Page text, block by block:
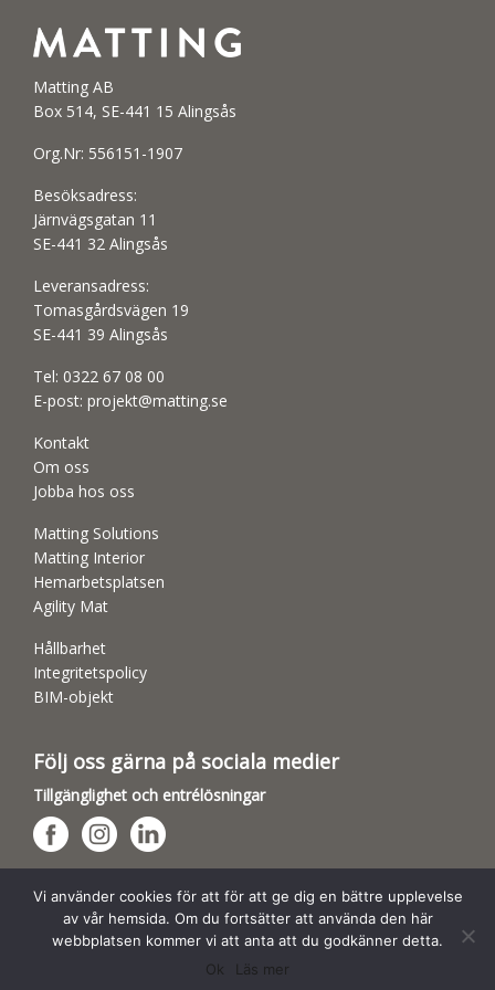
Matting AB
Box 514, SE-441 15 Alingsås
Org.Nr: 556151-1907
Besöksadress:
Järnvägsgatan 11
SE-441 32 Alingsås
Leveransadress:
Tomasgårdsvägen 19
SE-441 39 Alingsås
Tel: 0322 67 08 00
E-post: projekt@matting.se
Kontakt
Om oss
Jobba hos oss
Matting Solutions
Matting Interior
Hemarbetsplatsen
Agility Mat
Hållbarhet
Integritetspolicy
BIM-objekt
Följ oss gärna på sociala medier
Tillgänglighet och entrélösningar
Hundsporthallar
Vi använder cookies för att för att ge dig en bättre upplevelse
av vår hemsida. Om du fortsätter att använda den här
webbplatsen kommer vi att anta att du godkänner detta.
Ok
Läs mer